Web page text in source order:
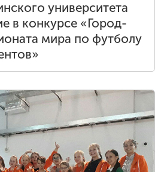
университета
в конкурсе «Город-
мира по футболу